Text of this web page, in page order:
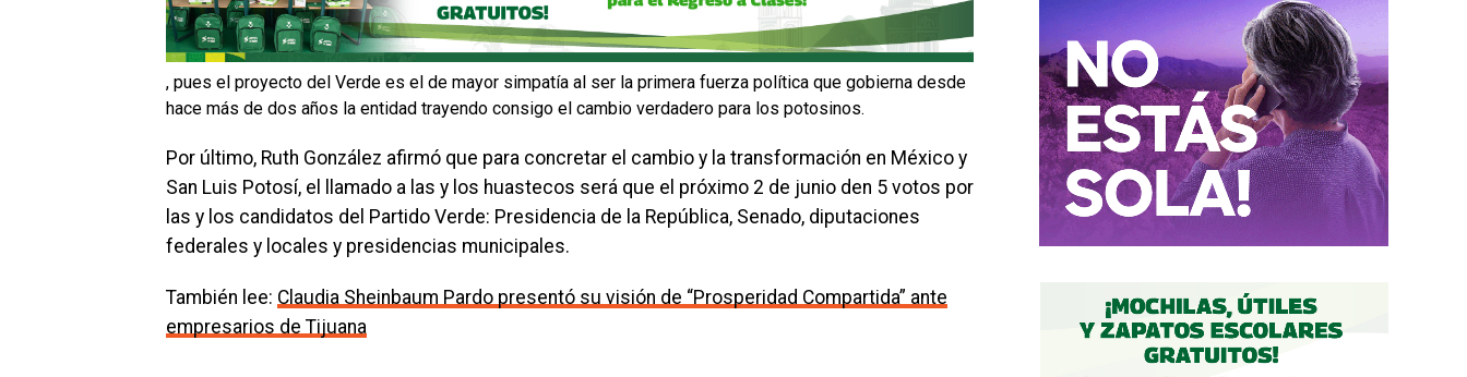
, pues el proyecto del Verde es el de mayor simpatía al ser la primera fuerza política que gobierna desde
hace más de dos años la entidad trayendo consigo el cambio verdadero para los potosinos.
Por último, Ruth González afirmó que para concretar el cambio y la transformación en México y
San Luis Potosí, el llamado a las y los huastecos será que el próximo 2 de junio den 5 votos por
las y los candidatos del Partido Verde: Presidencia de la República, Senado, diputaciones
federales y locales y presidencias municipales.
También lee: Claudia Sheinbaum Pardo presentó su visión de “Prosperidad Compartida” ante
empresarios de Tijuana